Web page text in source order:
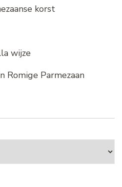
korst
wijze
Romige Parmezaan